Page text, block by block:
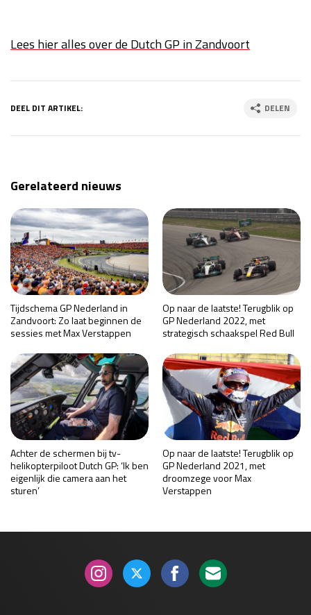
Lees hier alles over de Dutch GP in Zandvoort
DEEL DIT ARTIKEL: DELEN
Gerelateerd nieuws
Tijdschema GP Nederland in
Zandvoort: Zo laat beginnen de
sessies met Max Verstappen
Op naar de laatste! Terugblik op
GP Nederland 2022, met
strategisch schaakspel Red Bull
Achter de schermen bij tv-
helikopterpiloot Dutch GP: ‘Ik ben
eigenlijk die camera aan het
sturen’
Op naar de laatste! Terugblik op
GP Nederland 2021, met
droomzege voor Max
Verstappen